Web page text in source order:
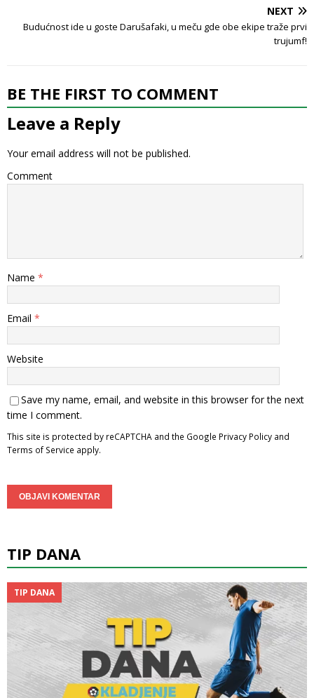
NEXT
Budućnost ide u goste Darušafaki, u meču gde obe ekipe traže prvi
trujumf!
BE THE FIRST TO COMMENT
Leave a Reply
Your email address will not be published.
Comment
Name *
Email *
Website
Save my name, email, and website in this browser for the next
time I comment.
This site is protected by reCAPTCHA and the Google Privacy Policy and
Terms of Service apply.
TIP DANA
TIP DANA